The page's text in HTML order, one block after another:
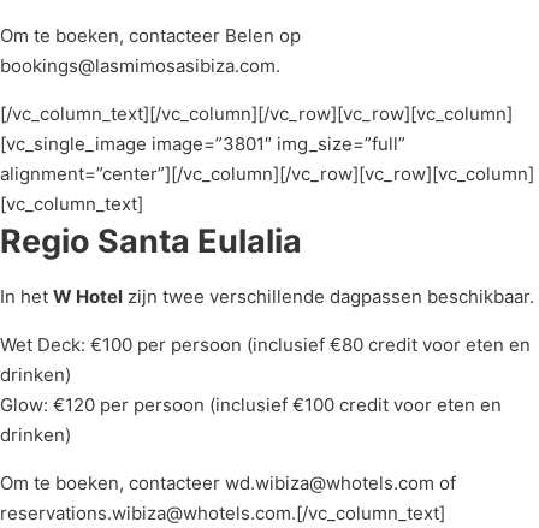
Om te boeken, contacteer Belen op
bookings@lasmimosasibiza.com.
[/vc_column_text][/vc_column][/vc_row][vc_row][vc_column]
[vc_single_image image=”3801″ img_size=”full”
alignment=”center”][/vc_column][/vc_row][vc_row][vc_column]
[vc_column_text]
Regio Santa Eulalia
In het W Hotel zijn twee verschillende dagpassen beschikbaar.
Wet Deck: €100 per persoon (inclusief €80 credit voor eten en
drinken)
Glow: €120 per persoon (inclusief €100 credit voor eten en
drinken)
Om te boeken, contacteer wd.wibiza@whotels.com of
reservations.wibiza@whotels.com.[/vc_column_text]